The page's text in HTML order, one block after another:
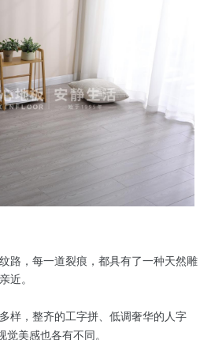
路，每一道裂痕，都具有了一种天然雕
近。
样，整齐的工字拼、低调奢华的人字
觉美感也各有不同。